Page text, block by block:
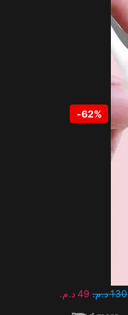
-62%
49 د.م. 130 د.م.